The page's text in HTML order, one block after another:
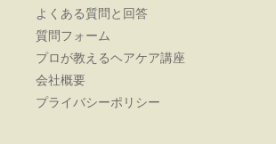
よくある質問と回答
質問フォーム
プロが教えるヘアケア講座
会社概要
プライバシーポリシー